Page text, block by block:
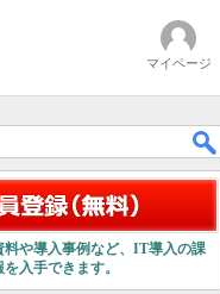
マイページ
料や導入事例など、IT導入の課
入手できます。